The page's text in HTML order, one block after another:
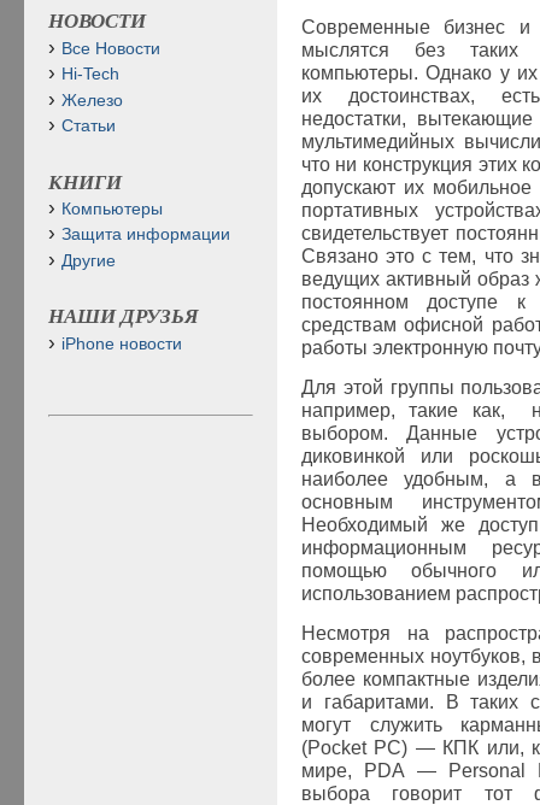
Современные бизнес
мыслятся без таких
компьютеры. Однако у
их достоинствах,
недостатки,
мультимедийных
что ни конструкция этих
допускают их
портативных
свидетельствует
Связано это с тем, что
ведущих активный образ
постоянном доступе
средствам офисной
работы электронную
Для этой группы
например, такие как,
выбором. Данные
диковинкой или
наиболее удобным, а
основным
Необходимый же
информационным
помощью обычного
использованием
Несмотря на
современных ноутбуков,
более компактные
и габаритами. В таких
могут служить
(Pocket PC) — КПК или,
мире, PDA — Personal
выбора говорит тот
НОВОСТИ
Все Новости
Hi-Tech
Железо
Статьи
КНИГИ
Компьютеры
Защита информации
Другие
НАШИ ДРУЗЬЯ
iPhone новости